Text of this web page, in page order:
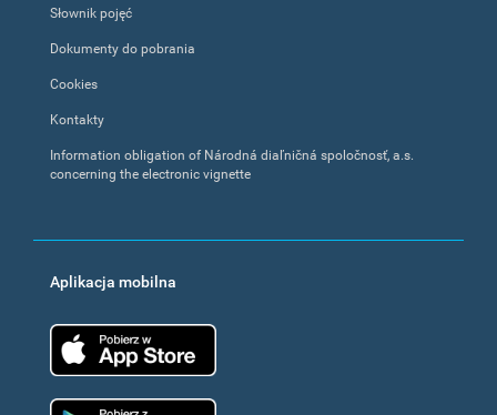
Słownik pojęć
Dokumenty do pobrania
Cookies
Kontakty
Information obligation of Národná diaľničná spoločnosť, a.s.
concerning the electronic vignette
Aplikacja mobilna